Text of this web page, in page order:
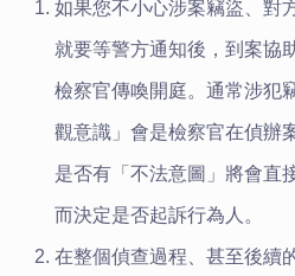
如果您不小心涉案竊盜、對
就要等警方通知後，到案協
檢察官傳喚開庭。通常涉犯
觀意識」會是檢察官在偵辦
是否有「不法意圖」將會直
而決定是否起訴行為人。
在整個偵查過程、甚至後續